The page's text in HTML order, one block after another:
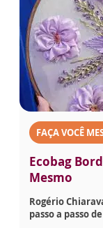
FAÇA VOCÊ
Ecobag
Mesmo
Rogério
passo a passo